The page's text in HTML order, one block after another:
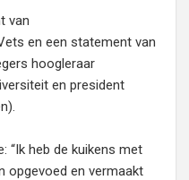
van
en een statement van
hoogleraar
en president
“Ik heb de kuikens met
opgevoed en vermaakt